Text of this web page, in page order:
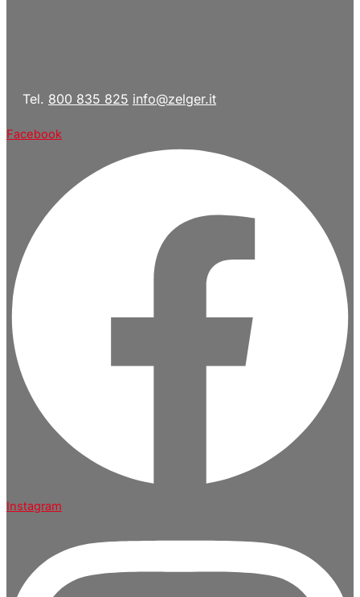
Tel. 800 835 825 info@zelger.it
Facebook
Instagram